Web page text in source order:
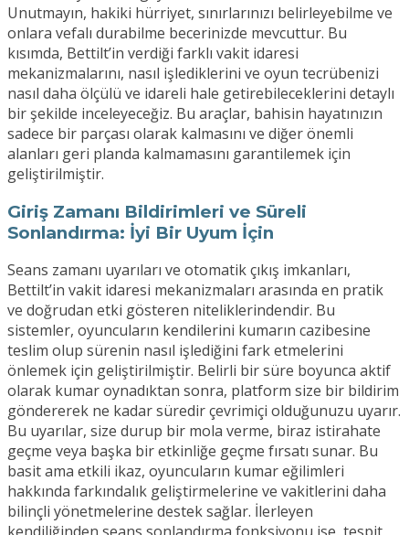
Unutmayın, hakiki hürriyet, sınırlarınızı belirleyebilme ve
onlara vefalı durabilme becerinizde mevcuttur. Bu
kısımda, Bettilt’in verdiği farklı vakit idaresi
mekanizmalarını, nasıl işlediklerini ve oyun tecrübenizi
nasıl daha ölçülü ve idareli hale getirebileceklerini detaylı
bir şekilde inceleyeceğiz. Bu araçlar, bahisin hayatınızın
sadece bir parçası olarak kalmasını ve diğer önemli
alanları geri planda kalmamasını garantilemek için
geliştirilmiştir.
Giriş Zamanı Bildirimleri ve Süreli
Sonlandırma: İyi Bir Uyum İçin
Seans zamanı uyarıları ve otomatik çıkış imkanları,
Bettilt’in vakit idaresi mekanizmaları arasında en pratik
ve doğrudan etki gösteren niteliklerindendir. Bu
sistemler, oyuncuların kendilerini kumarın cazibesine
teslim olup sürenin nasıl işlediğini fark etmelerini
önlemek için geliştirilmiştir. Belirli bir süre boyunca aktif
olarak kumar oynadıktan sonra, platform size bir bildirim
göndererek ne kadar süredir çevrimiçi olduğunuzu uyarır.
Bu uyarılar, size durup bir mola verme, biraz istirahate
geçme veya başka bir etkinliğe geçme fırsatı sunar. Bu
basit ama etkili ikaz, oyuncuların kumar eğilimleri
hakkında farkındalık geliştirmelerine ve vakitlerini daha
bilinçli yönetmelerine destek sağlar. İlerleyen